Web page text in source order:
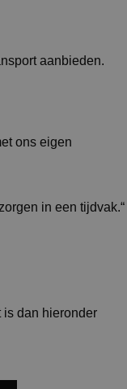
aanbieden.
ons eigen
in een tijdvak.“
is dan hieronder